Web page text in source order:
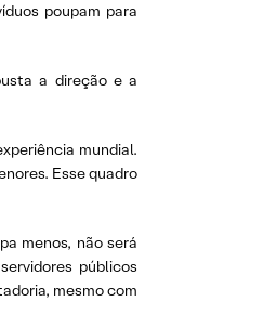
poupam para
a direção e a
mundial.
Esse quadro
menos, não será
públicos
mesmo com